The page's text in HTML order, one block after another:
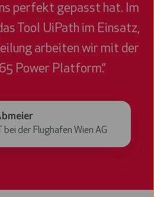
perfekt gepasst hat. Im
Tool UiPath im Einsatz,
arbeiten wir mit der
Power Platform.“
bei der Flughafen Wien AG